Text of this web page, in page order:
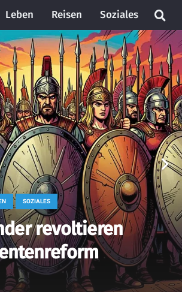
Leben Reisen Soziales
SOZIALES
revoltieren